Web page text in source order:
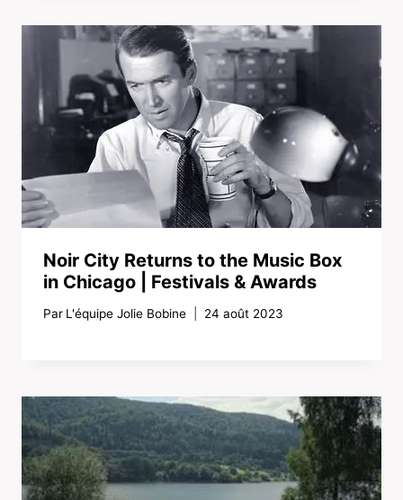
Noir City Returns to the Music Box
in Chicago | Festivals & Awards
Par L'équipe Jolie Bobine 24 août 2023